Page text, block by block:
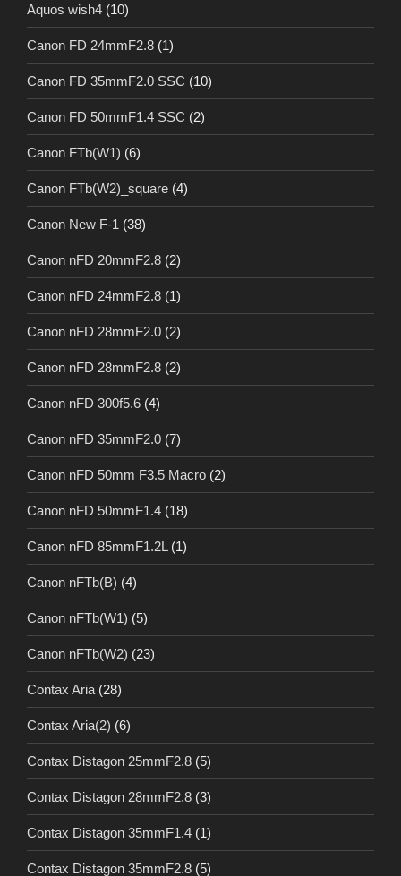
Aquos wish4 (10)
Canon FD 24mmF2.8 (1)
Canon FD 35mmF2.0 SSC (10)
Canon FD 50mmF1.4 SSC (2)
Canon FTb(W1) (6)
Canon FTb(W2)_square (4)
Canon New F-1 (38)
Canon nFD 20mmF2.8 (2)
Canon nFD 24mmF2.8 (1)
Canon nFD 28mmF2.0 (2)
Canon nFD 28mmF2.8 (2)
Canon nFD 300f5.6 (4)
Canon nFD 35mmF2.0 (7)
Canon nFD 50mm F3.5 Macro (2)
Canon nFD 50mmF1.4 (18)
Canon nFD 85mmF1.2L (1)
Canon nFTb(B) (4)
Canon nFTb(W1) (5)
Canon nFTb(W2) (23)
Contax Aria (28)
Contax Aria(2) (6)
Contax Distagon 25mmF2.8 (5)
Contax Distagon 28mmF2.8 (3)
Contax Distagon 35mmF1.4 (1)
Contax Distagon 35mmF2.8 (5)